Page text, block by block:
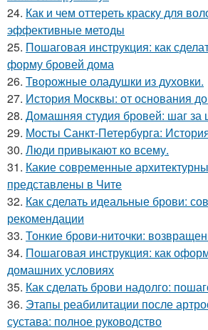
24. Как и чем оттереть краску для
эффективные методы
25. Пошаговая инструкция: как
форму бровей дома
26. Творожные оладушки из духовки.
27. История Москвы: от основания
28. Домашняя студия бровей: шаг за
29. Мосты Санкт-Петербурга:
30. Люди привыкают ко всему.
31. Какие современные
представлены в Чите
32. Как сделать идеальные брови:
рекомендации
33. Тонкие брови-ниточки:
34. Пошаговая инструкция: как
домашних условиях
35. Как сделать брови надолго:
36. Этапы реабилитации после
сустава: полное руководство